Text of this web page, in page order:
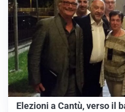
Elezioni a Cantù, verso il